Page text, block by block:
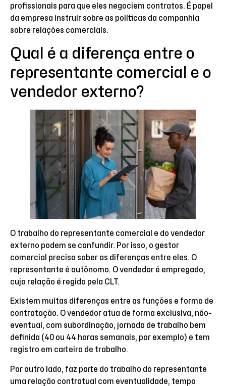
profissionais para que eles negociem contratos. É papel
da empresa instruir sobre as políticas da companhia
sobre relações comerciais.
Qual é a diferença entre o
representante comercial e o
vendedor externo?
O trabalho do representante comercial e do vendedor
externo podem se confundir. Por isso, o gestor
comercial precisa saber as diferenças entre eles. O
representante é autônomo. O vendedor é empregado,
cuja relação é regida pela CLT.
Existem muitas diferenças entre as funções e forma de
contratação. O vendedor atua de forma exclusiva, não-
eventual, com subordinação, jornada de trabalho bem
definida (40 ou 44 horas semanais, por exemplo) e tem
registro em carteira de trabalho.
Por outro lado, faz parte do trabalho do representante
uma relação contratual com eventualidade, tempo